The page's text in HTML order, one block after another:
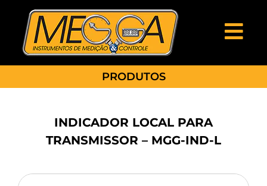
PRODUTOS
INDICADOR LOCAL PARA
TRANSMISSOR – MGG-IND-L